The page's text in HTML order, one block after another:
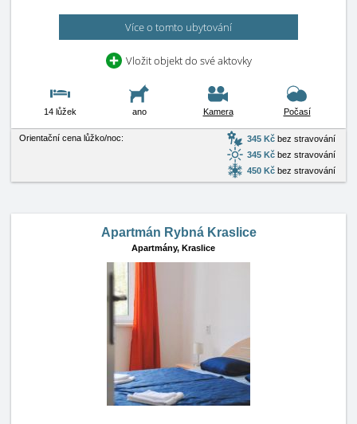
Více o tomto ubytování
Vložit objekt do své aktovky
14 lůžek ano Kamera Počasí
Orientační cena lůžko/noc: 345 Kč bez stravování
345 Kč bez stravování
450 Kč bez stravování
Apartmán Rybná Kraslice
Apartmány, Kraslice